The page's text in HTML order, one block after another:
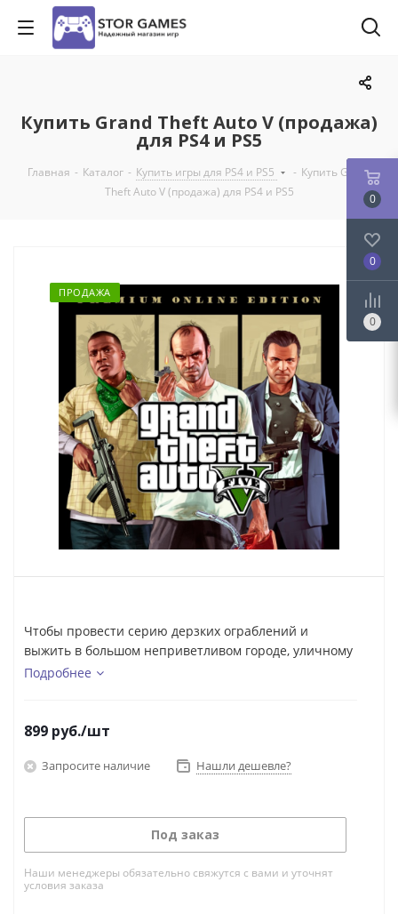
Купить Grand Theft Auto V (продажа)
для PS4 и PS5
Главная - Каталог - Купить игры для PS4 и PS5 - Купить Grand
Theft Auto V (продажа) для PS4 и PS5
ПРОДАЖА
Чтобы провести серию дерзких ограблений и
выжить в большом неприветливом городе, уличному
ловчиле...
Подробнее
899 руб./шт
Запросите наличие Нашли дешевле?
Под заказ
Наши менеджеры обязательно свяжутся с вами и уточнят
условия заказа
0
0
0